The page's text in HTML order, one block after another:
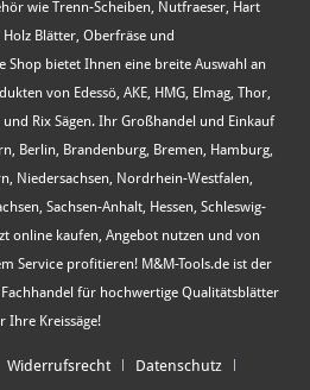
wie Trenn-Scheiben, Nutfraeser, Hart
Blätter, Oberfräse und
Shop bietet Ihnen eine breite Auswahl an
von Edessö, AKE, HMG, Elmag, Thor,
Rix Sägen. Ihr Großhandel und Einkauf
Berlin, Brandenburg, Bremen, Hamburg,
Niedersachsen, Nordrhein-Westfalen,
Sachsen-Anhalt, Hessen, Schleswig-
online kaufen, Angebot nutzen und von
Service profitieren! M&M-Tools.de ist der
für hochwertige Qualitätsblätter
Ihre Kreissäge!
Widerrufsrecht Datenschutz